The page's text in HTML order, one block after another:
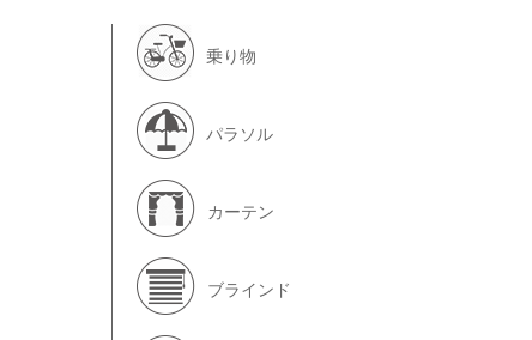
乗り物
パラソル
カーテン
ブラインド